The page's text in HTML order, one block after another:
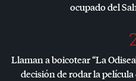
ocupado del
Llaman a boicotear “La
decisión de rodar la